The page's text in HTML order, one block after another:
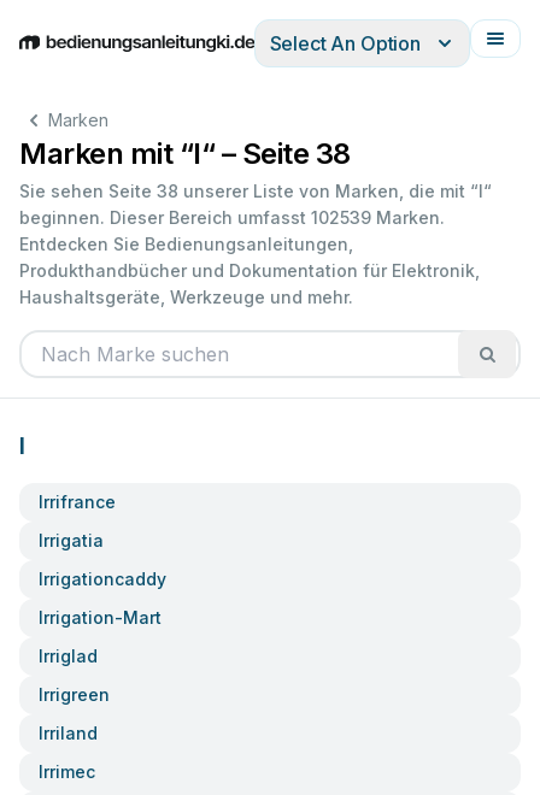
EnglishDeutschEspañolItalianoFrançais
Select An Option
Marken
Marken mit “I“ – Seite 38
Sie sehen Seite 38 unserer Liste von Marken, die mit “I“
beginnen. Dieser Bereich umfasst 102539 Marken.
Entdecken Sie Bedienungsanleitungen,
Produkthandbücher und Dokumentation für Elektronik,
Haushaltsgeräte, Werkzeuge und mehr.
I
Irrifrance
Irrigatia
Irrigationcaddy
Irrigation-Mart
Irriglad
Irrigreen
Irriland
Irrimec